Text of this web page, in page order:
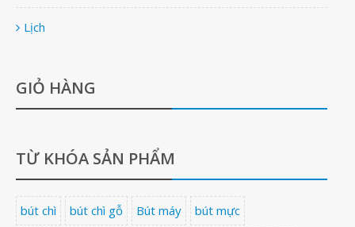
Lịch
GIỎ HÀNG
TỪ KHÓA SẢN PHẨM
bút chì bút chì gỗ Bút máy bút mực